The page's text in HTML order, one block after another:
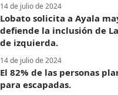
14 de julio de 2024
Lobato solicita a Ayala
defiende la inclusión de
de izquierda.
14 de julio de 2024
El 82% de las personas
para escapadas.